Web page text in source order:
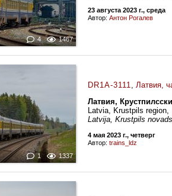
4 1467
23 августа 2023 г., среда
Автор: Антон Рогалев
1 1337
DR1A-3111, Латвия,
Латвия,
Latvia, Krustpils
Latvija, Krustpils
4 мая 2023 г., четверг
Автор: trains_ldz